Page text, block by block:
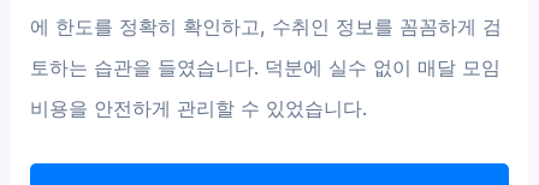
에 한도를 정확히 확인하고, 수취인 정보를 꼼꼼하게 검
토하는 습관을 들였습니다. 덕분에 실수 없이 매달 모임
비용을 안전하게 관리할 수 있었습니다.